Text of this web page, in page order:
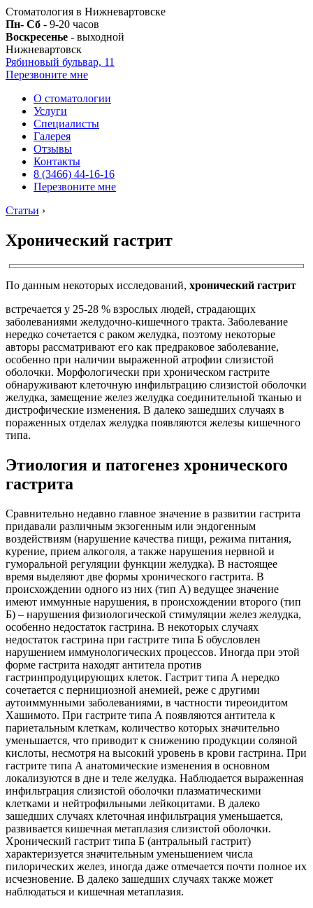
Стоматология в Нижневартовске
Пн- Сб - 9-20 часов
Воскресенье - выходной
Нижневартовск
Рябиновый бульвар, 11
Перезвоните мне
О стоматологии
Услуги
Специалисты
Галерея
Отзывы
Контакты
8 (3466) 44-16-16
Перезвоните мне
Статьи ›
Хронический гастрит
По данным некоторых исследований, хронический гастрит
встречается у 25-28 % взрослых людей, страдающих
заболеваниями желудочно-кишечного тракта. Заболевание
нередко сочетается с раком желудка, поэтому некоторые
авторы рассматривают его как предраковое заболевание,
особенно при наличии выраженной атрофии слизистой
оболочки. Морфологически при хроническом гастрите
обнаруживают клеточную инфильтрацию слизистой оболочки
желудка, замещение желез желудка соединительной тканью и
дистрофические изменения. В далеко зашедших случаях в
пораженных отделах желудка появляются железы кишечного
типа.
Этиология и патогенез хронического
гастрита
Сравнительно недавно главное значение в развитии гастрита
придавали различным экзогенным или эндогенным
воздействиям (нарушение качества пищи, режима питания,
курение, прием алкоголя, а также нарушения нервной и
гуморальной регуляции функции желудка). В настоящее
время выделяют две формы хронического гастрита. В
происхождении одного из них (тип А) ведущее значение
имеют иммунные нарушения, в происхождении второго (тип
Б) – нарушения физиологической стимуляции желез желудка,
особенно недостаток гастрина. В некоторых случаях
недостаток гастрина при гастрите типа Б обусловлен
нарушением иммунологических процессов. Иногда при этой
форме гастрита находят антитела против
гастринпродуцирующих клеток. Гастрит типа А нередко
сочетается с пернициозной анемией, реже с другими
аутоиммунными заболеваниями, в частности тиреоидитом
Хашимото. При гастрите типа А появляются антитела к
париетальным клеткам, количество которых значительно
уменьшается, что приводит к снижению продукции соляной
кислоты, несмотря на высокий уровень в крови гастрина. При
гастрите типа А анатомические изменения в основном
локализуются в дне и теле желудка. Наблюдается выраженная
инфильтрация слизистой оболочки плазматическими
клетками и нейтрофильными лейкоцитами. В далеко
зашедших случаях клеточная инфильтрация уменьшается,
развивается кишечная метаплазия слизистой оболочки.
Хронический гастрит типа Б (антральный гастрит)
характеризуется значительным уменьшением числа
пилорических желез, иногда даже отмечается почти полное их
исчезновение. В далеко зашедших случаях также может
наблюдаться и кишечная метаплазия.